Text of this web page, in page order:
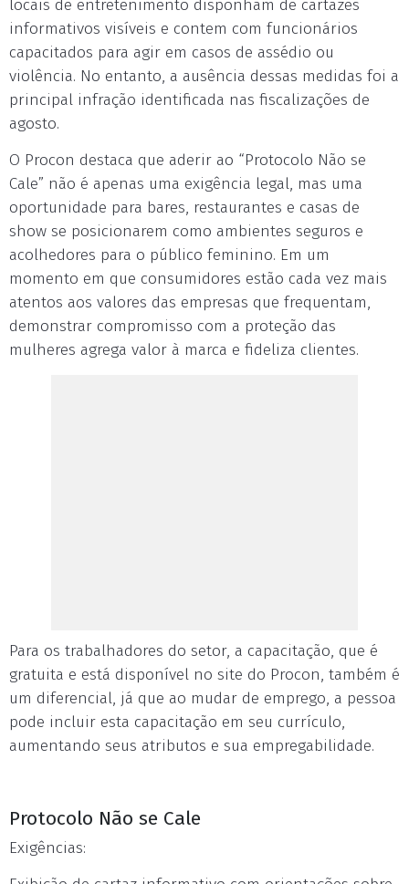
locais de entretenimento disponham de cartazes
informativos visíveis e contem com funcionários
capacitados para agir em casos de assédio ou
violência. No entanto, a ausência dessas medidas foi a
principal infração identificada nas fiscalizações de
agosto.
O Procon destaca que aderir ao “Protocolo Não se
Cale” não é apenas uma exigência legal, mas uma
oportunidade para bares, restaurantes e casas de
show se posicionarem como ambientes seguros e
acolhedores para o público feminino. Em um
momento em que consumidores estão cada vez mais
atentos aos valores das empresas que frequentam,
demonstrar compromisso com a proteção das
mulheres agrega valor à marca e fideliza clientes.
Para os trabalhadores do setor, a capacitação, que é
gratuita e está disponível no site do Procon, também é
um diferencial, já que ao mudar de emprego, a pessoa
pode incluir esta capacitação em seu currículo,
aumentando seus atributos e sua empregabilidade.
Protocolo Não se Cale
Exigências: